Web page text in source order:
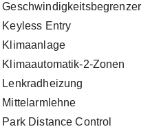
Geschwindigkeitsbegrenzer
Keyless Entry
Klimaanlage
Klimaautomatik-2-Zonen
Lenkradheizung
Mittelarmlehne
Park Distance Control